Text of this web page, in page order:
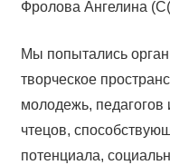
Фролова Ангелина
Мы попытались
творческое
молодежь, педагогов
чтецов,
потенциала,